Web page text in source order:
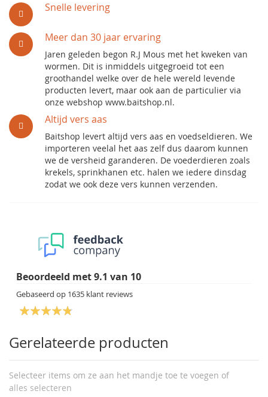
Snelle levering
Meer dan 30 jaar ervaring
Jaren geleden begon R.J Mous met het kweken van
wormen. Dit is inmiddels uitgegroeid tot een
groothandel welke over de hele wereld levende
producten levert, maar ook aan de particulier via
onze webshop www.baitshop.nl.
Altijd vers aas
Baitshop levert altijd vers aas en voedseldieren. We
importeren veelal het aas zelf dus daarom kunnen
we de versheid garanderen. De voederdieren zoals
krekels, sprinkhanen etc. halen we iedere dinsdag
zodat we ook deze vers kunnen verzenden.
Beoordeeld met9.1 van 10
Gebaseerd op 1635 klant reviews
Gerelateerde producten
Selecteer items om ze aan het mandje toe te voegen of
alles selecteren